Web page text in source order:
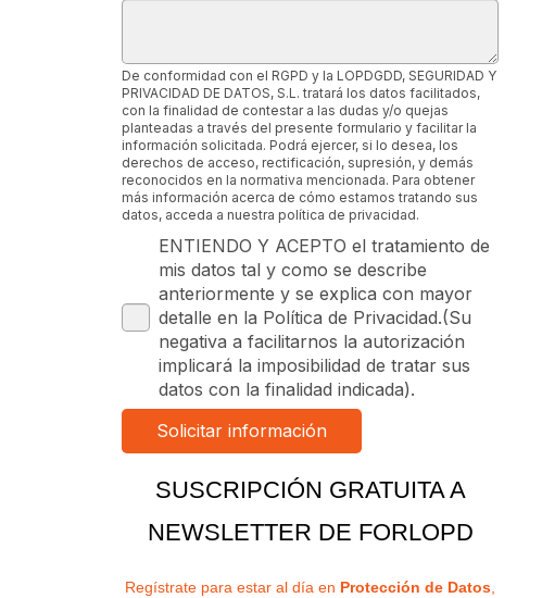
De conformidad con el RGPD y la LOPDGDD, SEGURIDAD Y
PRIVACIDAD DE DATOS, S.L. tratará los datos facilitados,
con la finalidad de contestar a las dudas y/o quejas
planteadas a través del presente formulario y facilitar la
información solicitada. Podrá ejercer, si lo desea, los
derechos de acceso, rectificación, supresión, y demás
reconocidos en la normativa mencionada. Para obtener
más información acerca de cómo estamos tratando sus
datos, acceda a nuestra política de privacidad.
ENTIENDO Y ACEPTO el tratamiento de
mis datos tal y como se describe
anteriormente y se explica con mayor
detalle en la Política de Privacidad.(Su
negativa a facilitarnos la autorización
implicará la imposibilidad de tratar sus
datos con la finalidad indicada).
SUSCRIPCIÓN GRATUITA A
NEWSLETTER DE FORLOPD
Regístrate para estar al día en Protección de Datos,